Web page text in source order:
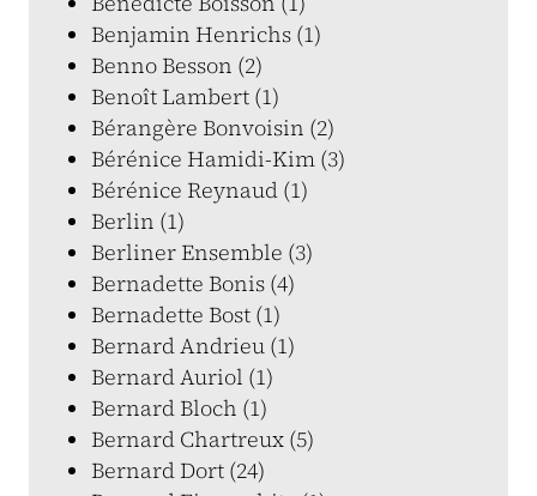
Benjamin Henrichs (1)
Benno Besson (2)
Benoît Lambert (1)
Bérangère Bonvoisin (2)
Bérénice Hamidi-Kim (3)
Bérénice Reynaud (1)
Berlin (1)
Berliner Ensemble (3)
Bernadette Bonis (4)
Bernadette Bost (1)
Bernard Andrieu (1)
Bernard Auriol (1)
Bernard Bloch (1)
Bernard Chartreux (5)
Bernard Dort (24)